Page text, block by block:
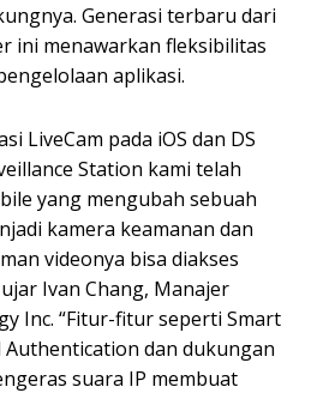
Generasi terbaru dari
ini menawarkan fleksibilitas
aplikasi.
LiveCam pada iOS dan DS
Station kami telah
yang mengubah sebuah
kamera keamanan dan
videonya bisa diakses
ujar Ivan Chang, Manajer
Inc. “Fitur-fitur seperti Smart
Authentication dan dukungan
suara IP membuat